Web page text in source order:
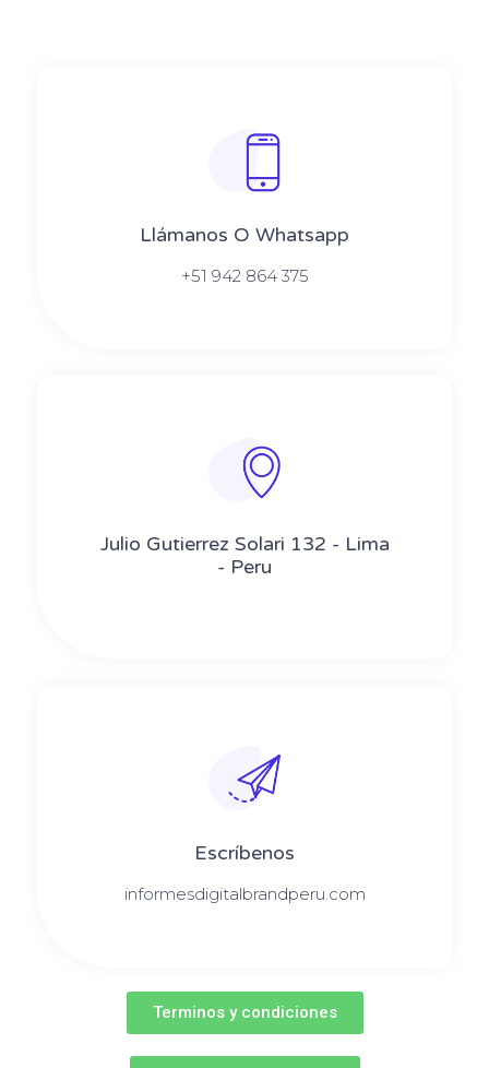
Llámanos O Whatsapp
+51 942 864 375
Julio Gutierrez Solari 132 - Lima
- Peru
Escríbenos
informesdigitalbrandperu.com
Terminos y condiciones